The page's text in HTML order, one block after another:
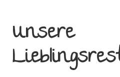
Unsere